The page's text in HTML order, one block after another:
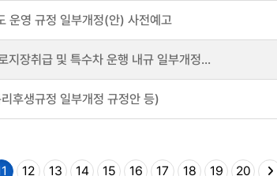
운영 규정 일부개정(안) 사전예고
지장취급 및 특수차 운행 내규 일부개정...
후생규정 일부개정 규정안 등)
12 13 14 15 16 17 18 19 20